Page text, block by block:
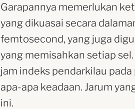
Garapannya memerlukan
yang dikuasai secara
femtosecond, yang juga
yang memisahkan setiap
jam indeks pendarkilau
apa-apa keadaan. Jarum
ini.